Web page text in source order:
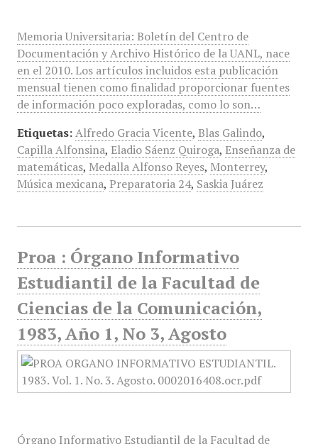
Memoria Universitaria: Boletín del Centro de
Documentación y Archivo Histórico de la UANL, nace
en el 2010. Los artículos incluidos esta publicación
mensual tienen como finalidad proporcionar fuentes
de información poco exploradas, como lo son…
Etiquetas: Alfredo Gracia Vicente, Blas Galindo,
Capilla Alfonsina, Eladio Sáenz Quiroga, Enseñanza de
matemáticas, Medalla Alfonso Reyes, Monterrey,
Música mexicana, Preparatoria 24, Saskia Juárez
Proa : Órgano Informativo
Estudiantil de la Facultad de
Ciencias de la Comunicación,
1983, Año 1, No 3, Agosto
Órgano Informativo Estudiantil de la Facultad de